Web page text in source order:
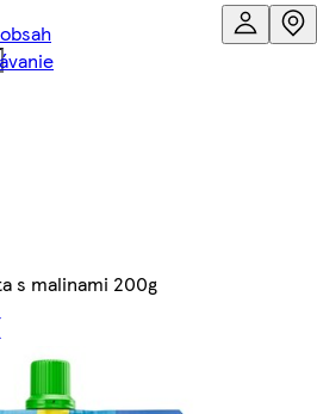
s malinami 200g